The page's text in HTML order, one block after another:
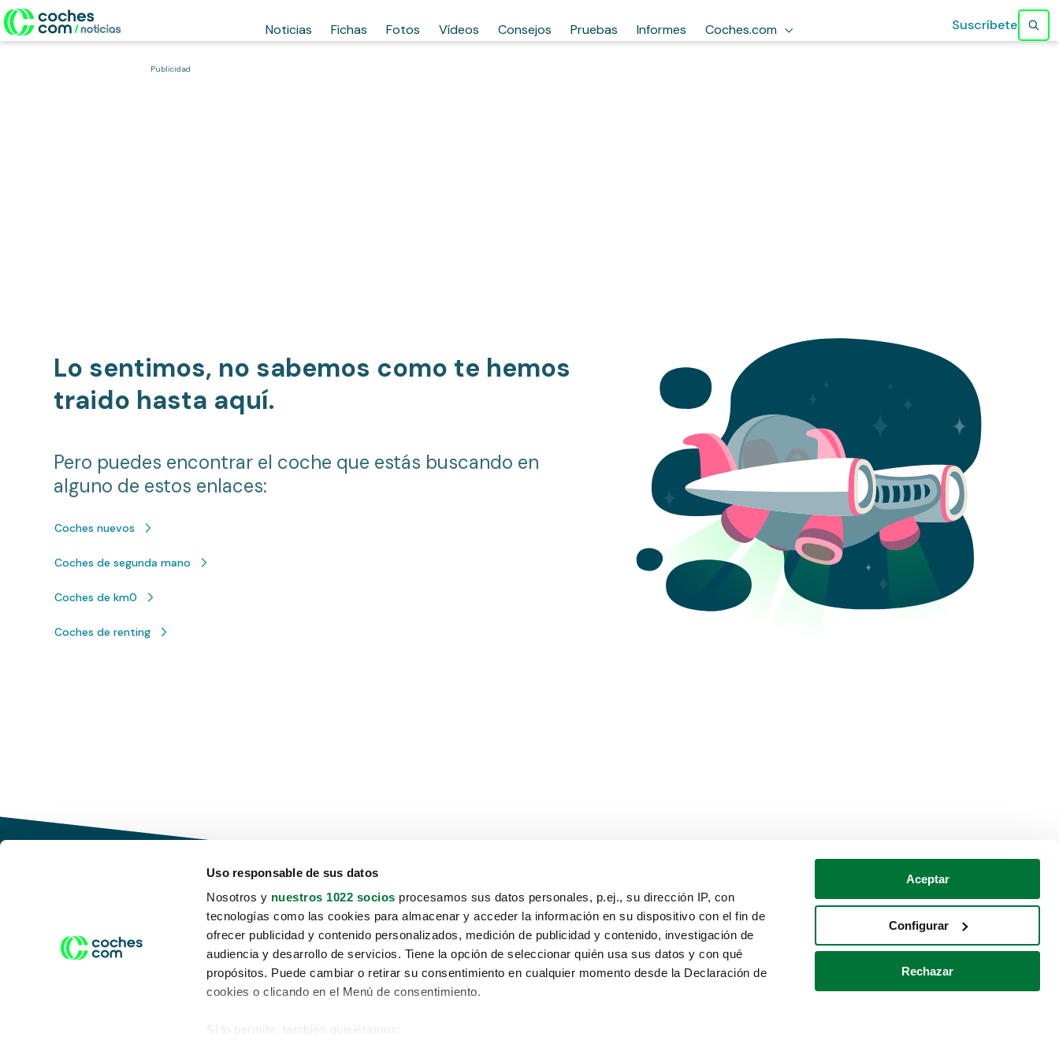
Uso responsable de sus datos
Nosotros y nuestros 1022 socios procesamos sus datos personales, p.ej., su dirección IP, con
tecnologías como las cookies para almacenar y acceder la información en su dispositivo con el fin de
ofrecer publicidad y contenido personalizados, medición de publicidad y contenido, investigación de
audiencia y desarrollo de servicios. Tiene la opción de seleccionar quién usa sus datos y con qué
propósitos. Puede cambiar o retirar su consentimiento en cualquier momento desde la Declaración de
cookies o clicando en el Menú de consentimiento.
Si lo permite, también quisiéramos:
Aceptar
Configurar
Rechazar
Noticias Fichas Fotos Vídeos Consejos Pruebas Informes Coches.com Suscríbete
Publicidad
Lo sentimos, no sabemos como te hemos
traido hasta aquí.
Pero puedes encontrar el coche que estás buscando en
alguno de estos enlaces:
Coches nuevos
Coches de segunda mano
Coches de km0
Coches de renting
Conduce tu futuro,
desata tu movilidad